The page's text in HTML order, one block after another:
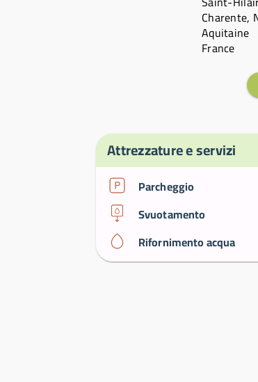
Charente,
Aquitaine
France
Attrezzature e servizi
Parcheggio
Svuotamento
Rifornimento acqua